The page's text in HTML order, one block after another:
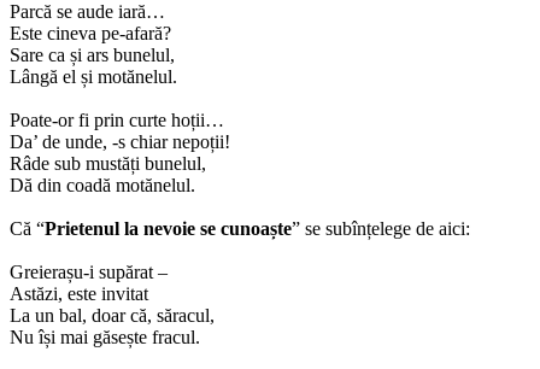
Parcă se aude iară…
Este cineva pe-afară?
Sare ca și ars bunelul,
Lângă el și motănelul.
Poate-or fi prin curte hoții…
Da’ de unde, -s chiar nepoții!
Râde sub mustăți bunelul,
Dă din coadă motănelul.
Că “Prietenul la nevoie se cunoaște” se subînțelege de aici:
Greierașu-i supărat –
Astăzi, este invitat
La un bal, doar că, săracul,
Nu își mai găsește fracul.